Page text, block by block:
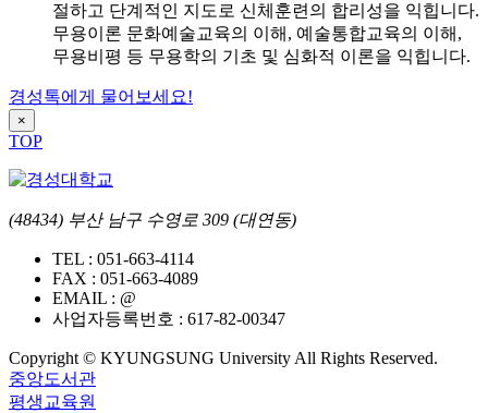
절하고 단계적인 지도로 신체훈련의 합리성을 익힙니다.
무용이론 문화예술교육의 이해, 예술통합교육의 이해,
무용비평 등 무용학의 기초 및 심화적 이론을 익힙니다.
경성톡에게 물어보세요!
×
TOP
(48434) 부산 남구 수영로 309 (대연동)
TEL : 051-663-4114
FAX : 051-663-4089
EMAIL : @
사업자등록번호 : 617-82-00347
Copyright © KYUNGSUNG University All Rights Reserved.
중앙도서관
평생교육원